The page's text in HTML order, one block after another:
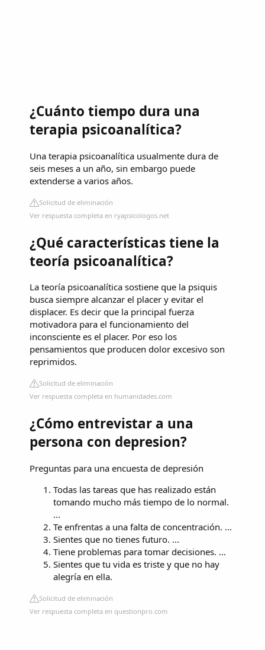
¿Cuánto tiempo dura una
terapia psicoanalítica?
Una terapia psicoanalítica usualmente dura de
seis meses a un año, sin embargo puede
extenderse a varios años.
Solicitud de eliminación
Ver respuesta completa en ryapsicologos.net
¿Qué características tiene la
teoría psicoanalítica?
La teoría psicoanalítica sostiene que la psiquis
busca siempre alcanzar el placer y evitar el
displacer. Es decir que la principal fuerza
motivadora para el funcionamiento del
inconsciente es el placer. Por eso los
pensamientos que producen dolor excesivo son
reprimidos.
Solicitud de eliminación
Ver respuesta completa en humanidades.com
¿Cómo entrevistar a una
persona con depresion?
Preguntas para una encuesta de depresión
Todas las tareas que has realizado están
tomando mucho más tiempo de lo normal.
...
Te enfrentas a una falta de concentración. ...
Sientes que no tienes futuro. ...
Tiene problemas para tomar decisiones. ...
Sientes que tu vida es triste y que no hay
alegría en ella.
Solicitud de eliminación
Ver respuesta completa en questionpro.com